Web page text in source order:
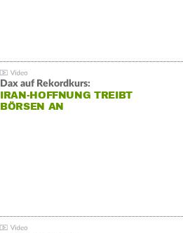
Dax auf Rekordkurs:
IRAN-HOFFNUNG TREIBT
BÖRSEN AN